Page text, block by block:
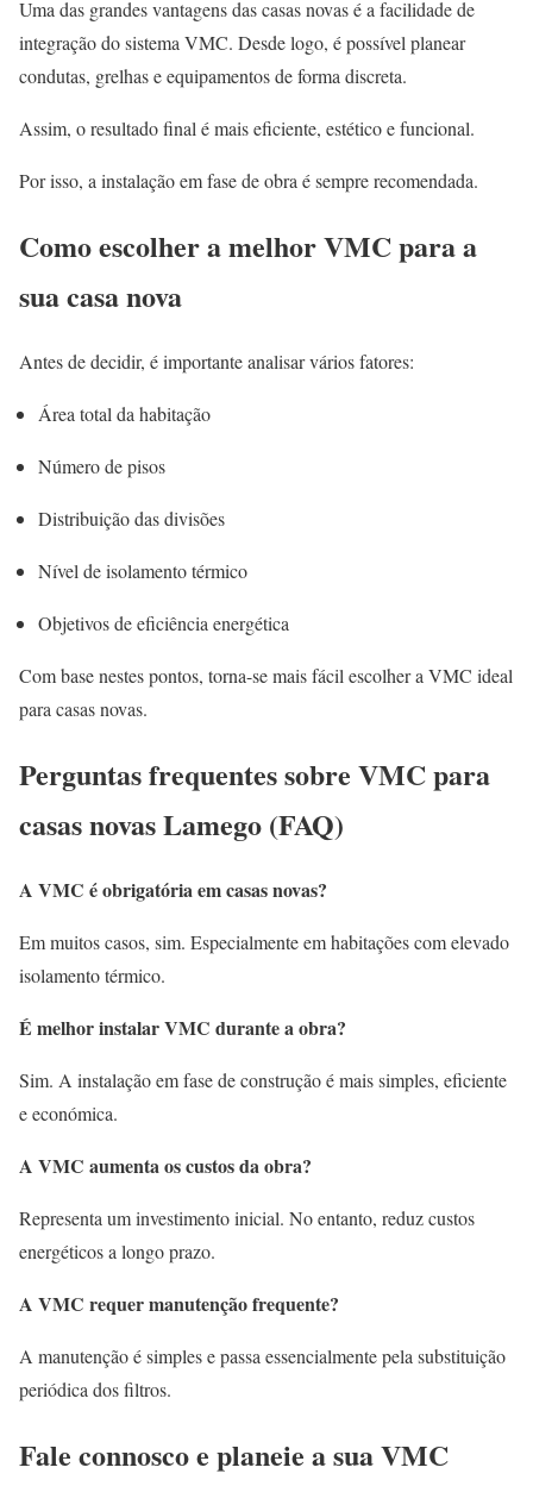
Uma das grandes vantagens das casas novas é a facilidade de
integração do sistema VMC. Desde logo, é possível planear
condutas, grelhas e equipamentos de forma discreta.
Assim, o resultado final é mais eficiente, estético e funcional.
Por isso, a instalação em fase de obra é sempre recomendada.
Como escolher a melhor VMC para a
sua casa nova
Antes de decidir, é importante analisar vários fatores:
Área total da habitação
Número de pisos
Distribuição das divisões
Nível de isolamento térmico
Objetivos de eficiência energética
Com base nestes pontos, torna-se mais fácil escolher a VMC ideal
para casas novas.
Perguntas frequentes sobre VMC para
casas novas Lamego (FAQ)
A VMC é obrigatória em casas novas?
Em muitos casos, sim. Especialmente em habitações com elevado
isolamento térmico.
É melhor instalar VMC durante a obra?
Sim. A instalação em fase de construção é mais simples, eficiente
e económica.
A VMC aumenta os custos da obra?
Representa um investimento inicial. No entanto, reduz custos
energéticos a longo prazo.
A VMC requer manutenção frequente?
A manutenção é simples e passa essencialmente pela substituição
periódica dos filtros.
Fale connosco e planeie a sua VMC